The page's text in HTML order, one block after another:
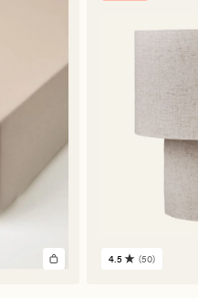
50
4.5 (50)